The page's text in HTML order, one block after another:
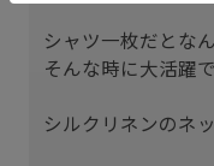
シャツ一枚だとな
そんな時に大活躍
シルクリネンのネ